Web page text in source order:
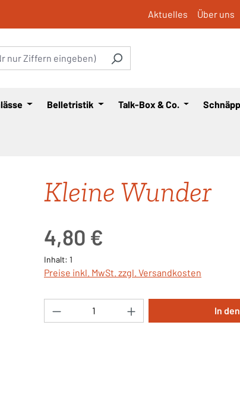
Aktuelles Über uns
Belletristik Talk-Box & Co.
Kleine Wunder
4,80 €
Inhalt: 1
Preise inkl. MwSt. zzgl. Versandkosten
Produkt Anzahl: Gib den In